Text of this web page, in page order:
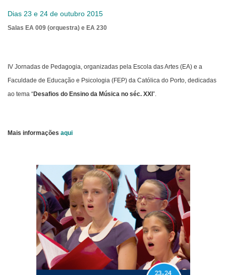
Dias 23 e 24 de outubro 2015
Salas EA 009 (orquestra) e EA 230
IV Jornadas de Pedagogia, organizadas pela Escola das Artes (EA) e a
Faculdade de Educação e Psicologia (FEP) da Católica do Porto, dedicadas
ao tema “Desafios do Ensino da Música no séc. XXI”.
Mais informações aqui